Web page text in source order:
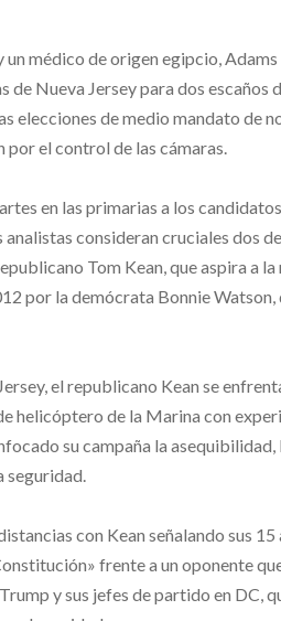
médico de origen egipcio,
de Nueva Jersey para dos escaños
elecciones de medio mandato de
por el control de las cámaras.
en las primarias a los
consideran cruciales dos
Tom Kean, que aspira a la
por la demócrata Bonnie Watson,
el republicano Kean se
helicóptero de la Marina con
su campaña la asequibilidad,
seguridad.
con Kean señalando sus 15
frente a un oponente
y sus jefes de partido en DC,